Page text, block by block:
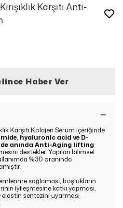
Karşıtı Anti-
Haber Ver
Karşıtı Kolajen Serum içeriğinde
hyaluronic acid ve D-
anında Anti-Aging lifting
destekler. Yapılan bilimsel
%30 oranında
sağlaması, boşlukların
iyileşmesine katkı yapması,
sentezini uyarması